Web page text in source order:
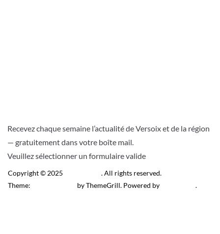
Recevez chaque semaine l’actualité de Versoix et de la région
— gratuitement dans votre boîte mail.
Veuillez sélectionner un formulaire valide
Copyright © 2025
. All rights reserved.
Theme:
by ThemeGrill. Powered by .